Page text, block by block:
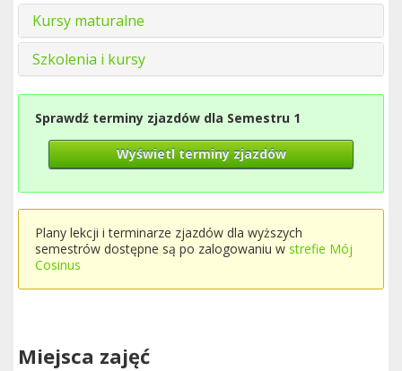
Kursy maturalne
Szkolenia i kursy
Sprawdź terminy zjazdów dla Semestru 1
Wyświetl terminy zjazdów
Plany lekcji i terminarze zjazdów dla wyższych
semestrów dostępne są po zalogowaniu w strefie Mój
Cosinus
Miejsca zajęć